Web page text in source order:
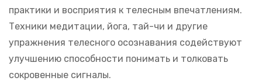
практики и восприятия к телесным впечатлениям.
Техники медитации, йога, тай-чи и другие
упражнения телесного осознавания содействуют
улучшению способности понимать и толковать
сокровенные сигналы.